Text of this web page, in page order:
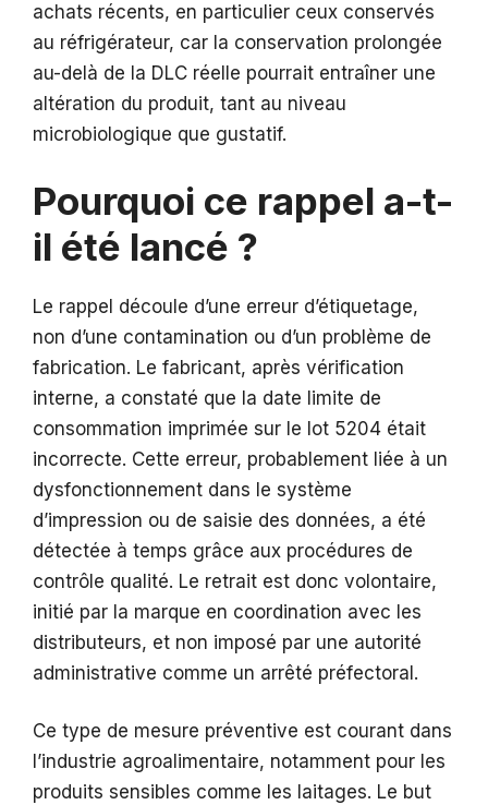
achats récents, en particulier ceux conservés
au réfrigérateur, car la conservation prolongée
au-delà de la DLC réelle pourrait entraîner une
altération du produit, tant au niveau
microbiologique que gustatif.
Pourquoi ce rappel a-t-
il été lancé ?
Le rappel découle d’une erreur d’étiquetage,
non d’une contamination ou d’un problème de
fabrication. Le fabricant, après vérification
interne, a constaté que la date limite de
consommation imprimée sur le lot 5204 était
incorrecte. Cette erreur, probablement liée à un
dysfonctionnement dans le système
d’impression ou de saisie des données, a été
détectée à temps grâce aux procédures de
contrôle qualité. Le retrait est donc volontaire,
initié par la marque en coordination avec les
distributeurs, et non imposé par une autorité
administrative comme un arrêté préfectoral.
Ce type de mesure préventive est courant dans
l’industrie agroalimentaire, notamment pour les
produits sensibles comme les laitages. Le but